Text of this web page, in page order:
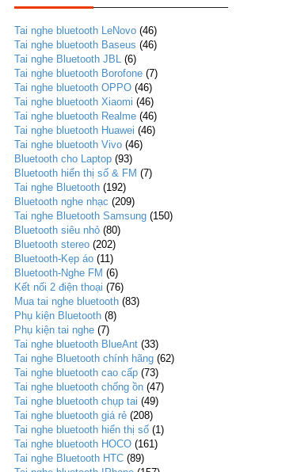
Tai nghe bluetooth LeNovo (46)
Tai nghe bluetooth Baseus (46)
Tai nghe Bluetooth JBL (6)
Tai nghe bluetooth Borofone (7)
Tai nghe bluetooth OPPO (46)
Tai nghe bluetooth Xiaomi (46)
Tai nghe bluetooth Realme (46)
Tai nghe bluetooth Huawei (46)
Tai nghe bluetooth Vivo (46)
Bluetooth cho Laptop (93)
Bluetooth hiển thị số & FM (7)
Tai nghe Bluetooth (192)
Bluetooth nghe nhạc (209)
Tai nghe Bluetooth Samsung (150)
Bluetooth siêu nhỏ (80)
Bluetooth stereo (202)
Bluetooth-Kẹp áo (11)
Bluetooth-Nghe FM (6)
Kết nối 2 điện thoại (76)
Mua tai nghe bluetooth (83)
Phụ kiện Bluetooth (8)
Phụ kiện tai nghe (7)
Tai nghe bluetooth BlueAnt (33)
Tai nghe Bluetooth chính hãng (62)
Tai nghe bluetooth cao cấp (73)
Tai nghe bluetooth chống ồn (47)
Tai nghe bluetooth chụp tai (49)
Tai nghe bluetooth giá rẻ (208)
Tai nghe bluetooth hiển thị số (1)
Tai nghe bluetooth HOCO (161)
Tai nghe Bluetooth HTC (89)